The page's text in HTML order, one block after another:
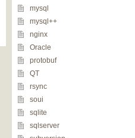
mysql
mysql++
nginx
Oracle
protobuf
QT
rsync
soui
sqlite
sqlserver